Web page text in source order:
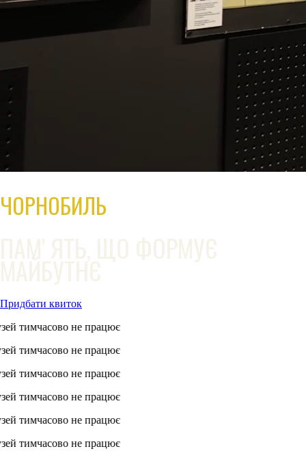
ЧОРНОБИЛЬ
Придбати квиток
не працює
не працює
не працює
не працює
не працює
не працює